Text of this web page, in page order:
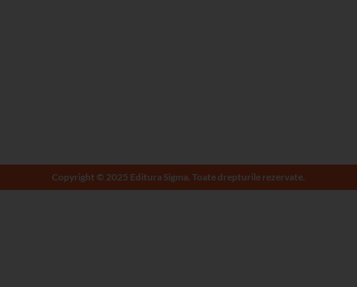
Copyright © 2025 Editura Sigma. Toate drepturile rezervate.